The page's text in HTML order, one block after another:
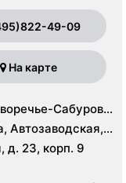
49-09
На карте
Сабурово,
Нагорный
Автозаводская,
д. 23, корп. 9